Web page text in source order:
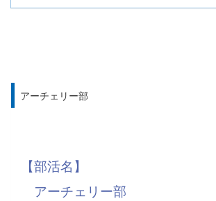
アーチェリー部
【部活名】
アーチェリー部